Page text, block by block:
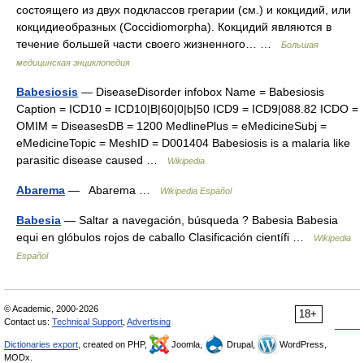
состоящего из двух подклассов грегарии (см.) и кокцидий, или
кокцидиеобразных (Coccidiomorpha). Кокцидий являются в
течение большей части своего жизненного… …
Большая
медицинская энциклопедия
Babesiosis — DiseaseDisorder infobox Name = Babesiosis
Caption = ICD10 = ICD10|B|60|0|b|50 ICD9 = ICD9|088.82 ICDO =
OMIM = DiseasesDB = 1200 MedlinePlus = eMedicineSubj =
eMedicineTopic = MeshID = D001404 Babesiosis is a malaria like
parasitic disease caused …
Wikipedia
Abarema — Abarema … Wikipedia Español
Babesia — Saltar a navegación, búsqueda ? Babesia Babesia
equi en glóbulos rojos de caballo Clasificación científi …
Wikipedia
Español
18+
© Academic, 2000-2026
Contact us: Technical Support Advertising
Dictionaries export , created on PHP, Joomla, Drupal,
WordPress,
MODx.